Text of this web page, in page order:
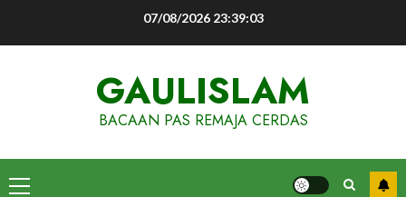
07/08/2026 23:39:04
GAULISLAM
BACAAN PAS REMAJA CERDAS
Primary